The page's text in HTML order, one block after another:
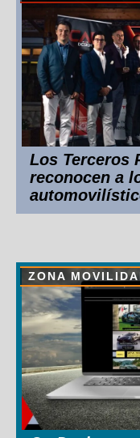
Los Terceros
reconocen a
ZONA